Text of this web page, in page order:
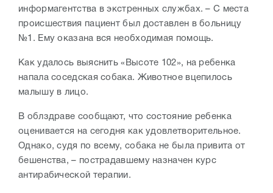
информагентства в экстренных службах. – С места
происшествия пациент был доставлен в больницу
№1. Ему оказана вся необходимая помощь.
Как удалось выяснить «Высоте 102», на ребенка
напала соседская собака. Животное вцепилось
малышу в лицо.
В облздраве сообщают, что состояние ребенка
оценивается на сегодня как удовлетворительное.
Однако, судя по всему, собака не была привита от
бешенства, – пострадавшему назначен курс
антирабической терапии.